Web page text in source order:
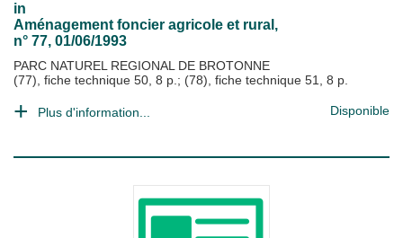
in
Aménagement foncier agricole et rural ,
n° 77, 01/06/1993
PARC NATUREL REGIONAL DE BROTONNE
(77), fiche technique 50, 8 p.; (78), fiche technique 51, 8 p.
Plus d'information... Disponible